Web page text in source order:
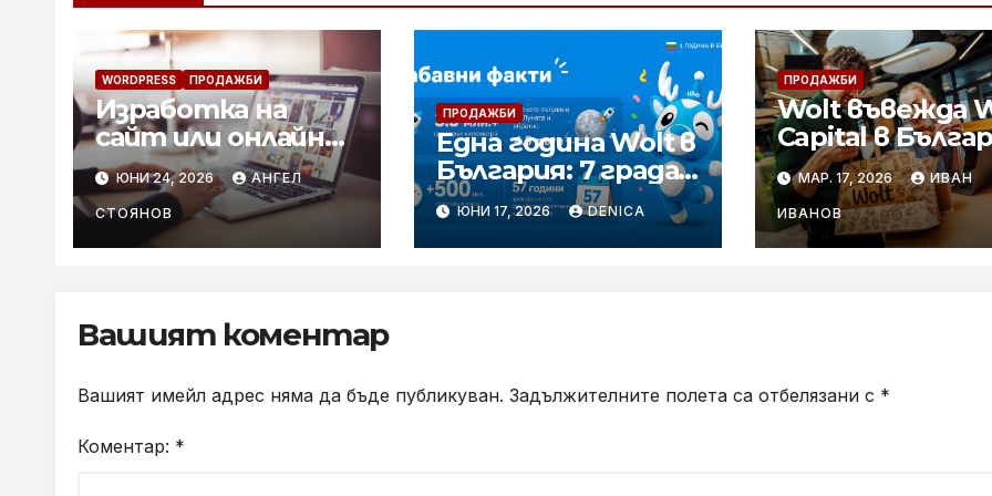
WORDPRESS ПРОДАЖБИ
Изработка на
сайт или онлайн
магазин: кое
решение е
правилно
ЮНИ 24, 2026 АНГЕЛ
СТОЯНОВ
ПРОДАЖБИ
Една година Wolt в
България: 7 града,
над половин век
спестено време и
нов ритъм на
ЮНИ 17, 2026 DENICA
ПРОДАЖБИ
Wolt въвежда
Capital в
за да ускори
растежа на
малкия и среден
бизнес
МАР. 17, 2026 ИВАН
ИВАНОВ
Вашият коментар
Вашият имейл адрес няма да бъде публикуван. Задължителните полета са отбелязани с *
Коментар: *